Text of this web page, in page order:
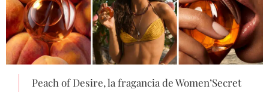
Peach of Desire, la fragancia de Women’Secret